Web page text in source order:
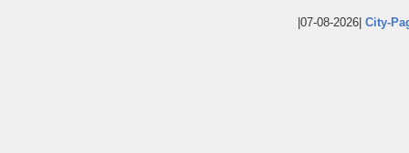
|07-08-2026| City-